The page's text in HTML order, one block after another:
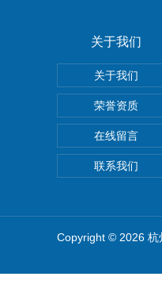
关于我们
关于我们
荣誉资质
在线留言
联系我们
Copyright © 2026 杭